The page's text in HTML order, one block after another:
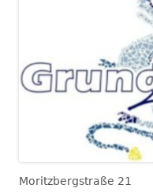
Moritzbergstraße 21